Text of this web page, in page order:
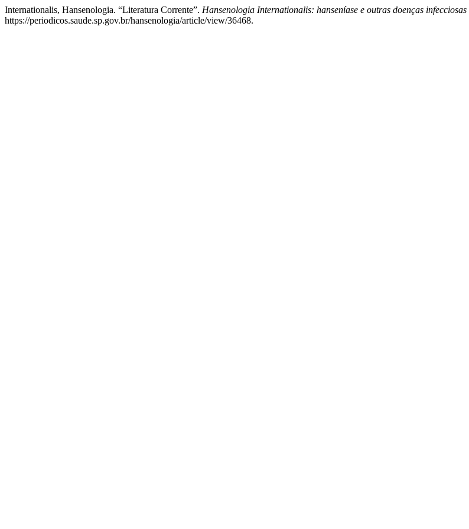
Internationalis, Hansenologia. “Literatura Corrente”. Hansenologia Internationalis: hanseníase e outras doenças infecciosas
https://periodicos.saude.sp.gov.br/hansenologia/article/view/36468.